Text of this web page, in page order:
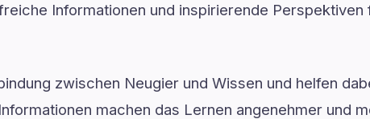
Informationen und inspirierende
zwischen Neugier und Wissen und helfen
machen das Lernen angenehmer und